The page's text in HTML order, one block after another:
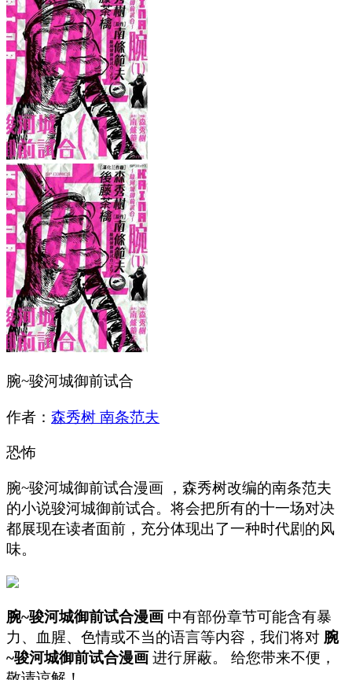
腕~骏河城御前试合
作者： 森秀树 南条范夫
恐怖
腕~骏河城御前试合漫画 ，森秀树改编的南条范夫
的小说骏河城御前试合。将会把所有的十一场对决
都展现在读者面前，充分体现出了一种时代剧的风
味。
腕~骏河城御前试合漫画 中有部份章节可能含有暴
力、血腥、色情或不当的语言等内容，我们将对 腕
~骏河城御前试合漫画 进行屏蔽。 给您带来不便，